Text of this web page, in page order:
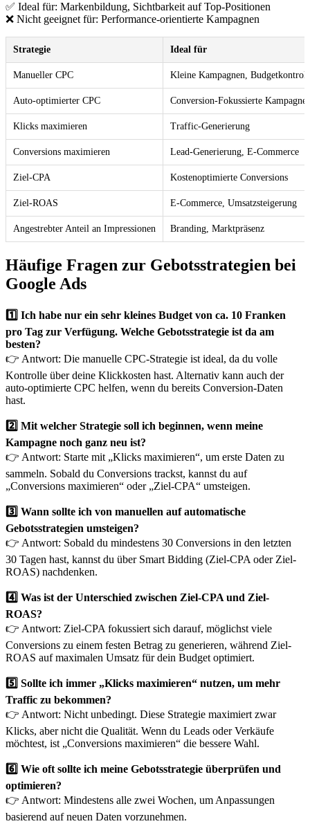
✅ Ideal für: Markenbildung, Sichtbarkeit auf Top-Positionen
❌ Nicht geeignet für: Performance-orientierte Kampagnen
Strategie Ideal für
Manueller CPC Kleine Kampagnen,
Auto-optimierter CPC Conversion-Fokussierte
Klicks maximieren Traffic-Generierung
Conversions maximieren Lead-Generierung, E-Commerce
Ziel-CPA Kostenoptimierte Conversions
Ziel-ROAS E-Commerce, Umsatzsteigerung
Angestrebter Anteil an Impressionen Branding, Marktpräsenz
Häufige Fragen zur Gebotsstrategien bei
Google Ads
1️⃣ Ich habe nur ein sehr kleines Budget von ca. 10 Franken
pro Tag zur Verfügung. Welche Gebotsstrategie ist da am
besten?
👉 Antwort: Die manuelle CPC-Strategie ist ideal, da du volle
Kontrolle über deine Klickkosten hast. Alternativ kann auch der
auto-optimierte CPC helfen, wenn du bereits Conversion-Daten
hast.
2️⃣ Mit welcher Strategie soll ich beginnen, wenn meine
Kampagne noch ganz neu ist?
👉 Antwort: Starte mit „Klicks maximieren“, um erste Daten zu
sammeln. Sobald du Conversions trackst, kannst du auf
„Conversions maximieren“ oder „Ziel-CPA“ umsteigen.
3️⃣ Wann sollte ich von manuellen auf automatische
Gebotsstrategien umsteigen?
👉 Antwort: Sobald du mindestens 30 Conversions in den letzten
30 Tagen hast, kannst du über Smart Bidding (Ziel-CPA oder Ziel-
ROAS) nachdenken.
4️⃣ Was ist der Unterschied zwischen Ziel-CPA und Ziel-
ROAS?
👉 Antwort: Ziel-CPA fokussiert sich darauf, möglichst viele
Conversions zu einem festen Betrag zu generieren, während Ziel-
ROAS auf maximalen Umsatz für dein Budget optimiert.
5️⃣ Sollte ich immer „Klicks maximieren“ nutzen, um mehr
Traffic zu bekommen?
👉 Antwort: Nicht unbedingt. Diese Strategie maximiert zwar
Klicks, aber nicht die Qualität. Wenn du Leads oder Verkäufe
möchtest, ist „Conversions maximieren“ die bessere Wahl.
6️⃣ Wie oft sollte ich meine Gebotsstrategie überprüfen und
optimieren?
👉 Antwort: Mindestens alle zwei Wochen, um Anpassungen
basierend auf neuen Daten vorzunehmen.